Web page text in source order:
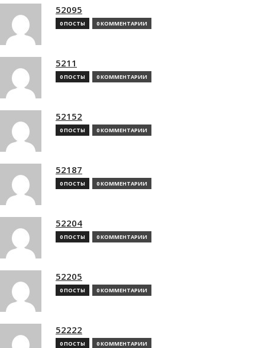
52095
0 ПОСТЫ 0 КОММЕНТАРИИ
5211
0 ПОСТЫ 0 КОММЕНТАРИИ
52152
0 ПОСТЫ 0 КОММЕНТАРИИ
52187
0 ПОСТЫ 0 КОММЕНТАРИИ
52204
0 ПОСТЫ 0 КОММЕНТАРИИ
52205
0 ПОСТЫ 0 КОММЕНТАРИИ
52222
0 ПОСТЫ 0 КОММЕНТАРИИ